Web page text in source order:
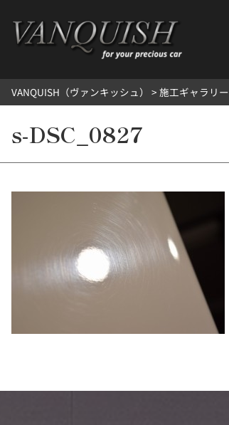
キ
VANQUISH（ヴァンキッシュ） > 施工ギャラリー
s-DSC_0827